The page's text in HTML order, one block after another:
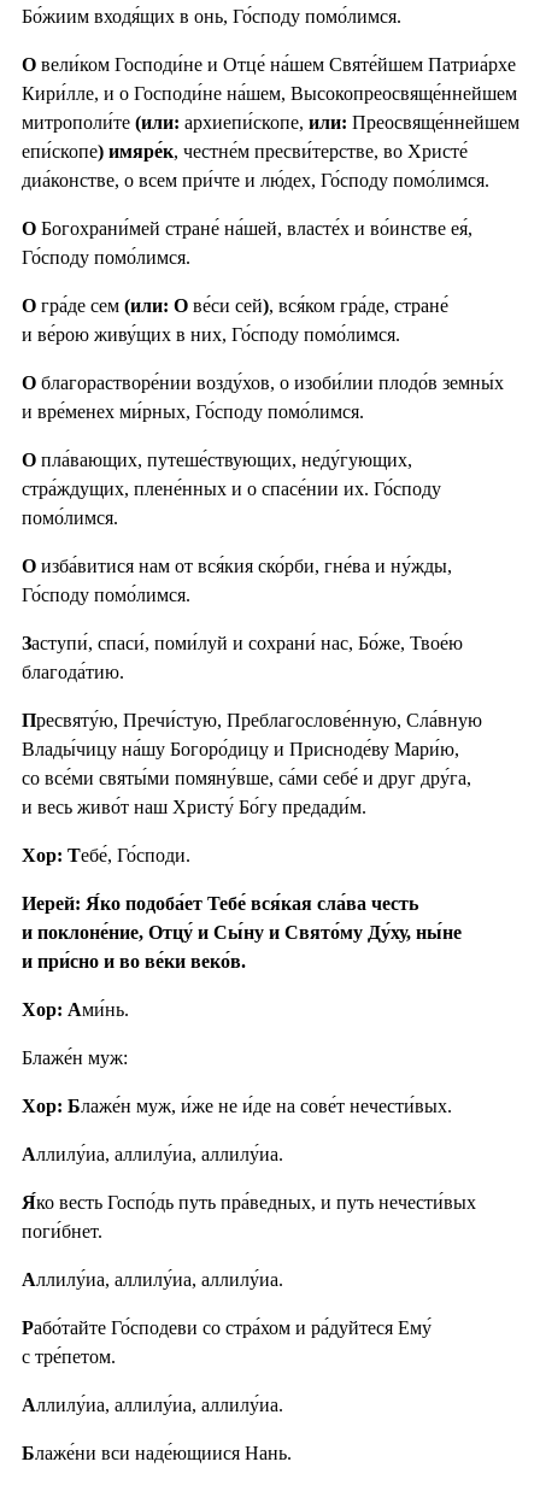
Бо́жиим входя́щих в онь, Го́споду помо́лимся.
О вели́ком Господи́не и Отце́ на́шем Святе́йшем Патриа́рхе
Кири́лле, и о Господи́не на́шем, Высокопреосвяще́ннейшем
митрополи́те (или: архиепи́скопе, или: Преосвяще́ннейшем
епи́скопе) имяре́к, честне́м пресви́терстве, во Христе́
диа́констве, о всем при́чте и лю́дех, Го́споду помо́лимся.
О Богохрани́мей стране́ на́шей, власте́х и во́инстве ея́,
Го́споду помо́лимся.
О гра́де сем (или: О ве́си сей), вся́ком гра́де, стране́
и ве́рою живу́щих в них, Го́споду помо́лимся.
О благорастворе́нии возду́хов, о изоби́лии плодо́в земны́х
и вре́менех ми́рных, Го́споду помо́лимся.
О пла́вающих, путеше́ствующих, неду́гующих,
стра́ждущих, плене́нных и о спасе́нии их. Го́споду
помо́лимся.
О изба́витися нам от вся́кия ско́рби, гне́ва и ну́жды,
Го́споду помо́лимся.
Заступи́, спаси́, поми́луй и сохрани́ нас, Бо́же, Твое́ю
благода́тию.
Пресвяту́ю, Пречи́стую, Преблагослове́нную, Сла́вную
Влады́чицу на́шу Богоро́дицу и Присноде́ву Мари́ю,
со все́ми святы́ми помяну́вше, са́ми себе́ и друг дру́га,
и весь живо́т наш Христу́ Бо́гу предади́м.
Хор: Тебе́, Го́споди.
Иерей: Я́ко подоба́ет Тебе́ вся́кая сла́ва честь
и поклоне́ние, Отцу́ и Сы́ну и Свято́му Ду́ху, ны́не
и при́сно и во ве́ки веко́в.
Хор: Ами́нь.
Блаже́н муж:
Хор: Блаже́н муж, и́же не и́де на сове́т нечести́вых.
Аллилу́иа, аллилу́иа, аллилу́иа.
Я́ко весть Госпо́дь путь пра́ведных, и путь нечести́вых
поги́бнет.
Аллилу́иа, аллилу́иа, аллилу́иа.
Рабо́тайте Го́сподеви со стра́хом и ра́дуйтеся Ему́
с тре́петом.
Аллилу́иа, аллилу́иа, аллилу́иа.
Блаже́ни вси наде́ющиися Нань.